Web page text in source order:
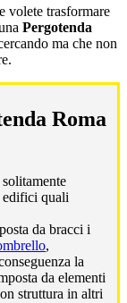
volete trasformare
Pergotenda
ma che non
Roma
edifici quali
da bracci i
,
la
da elementi
struttura in altri